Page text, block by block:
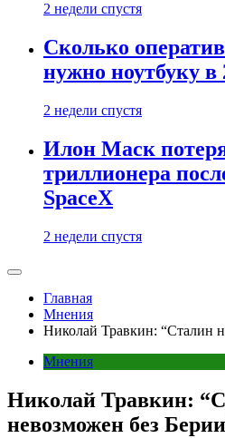
2 недели спустя
Сколько
нужно ноутбуку в
2 недели спустя
Илон Маск
триллионера
SpaceX
2 недели спустя
Главная
Мнения
Николай Травкин: “Сталин
Мнения
Николай Травкин:
невозможен без